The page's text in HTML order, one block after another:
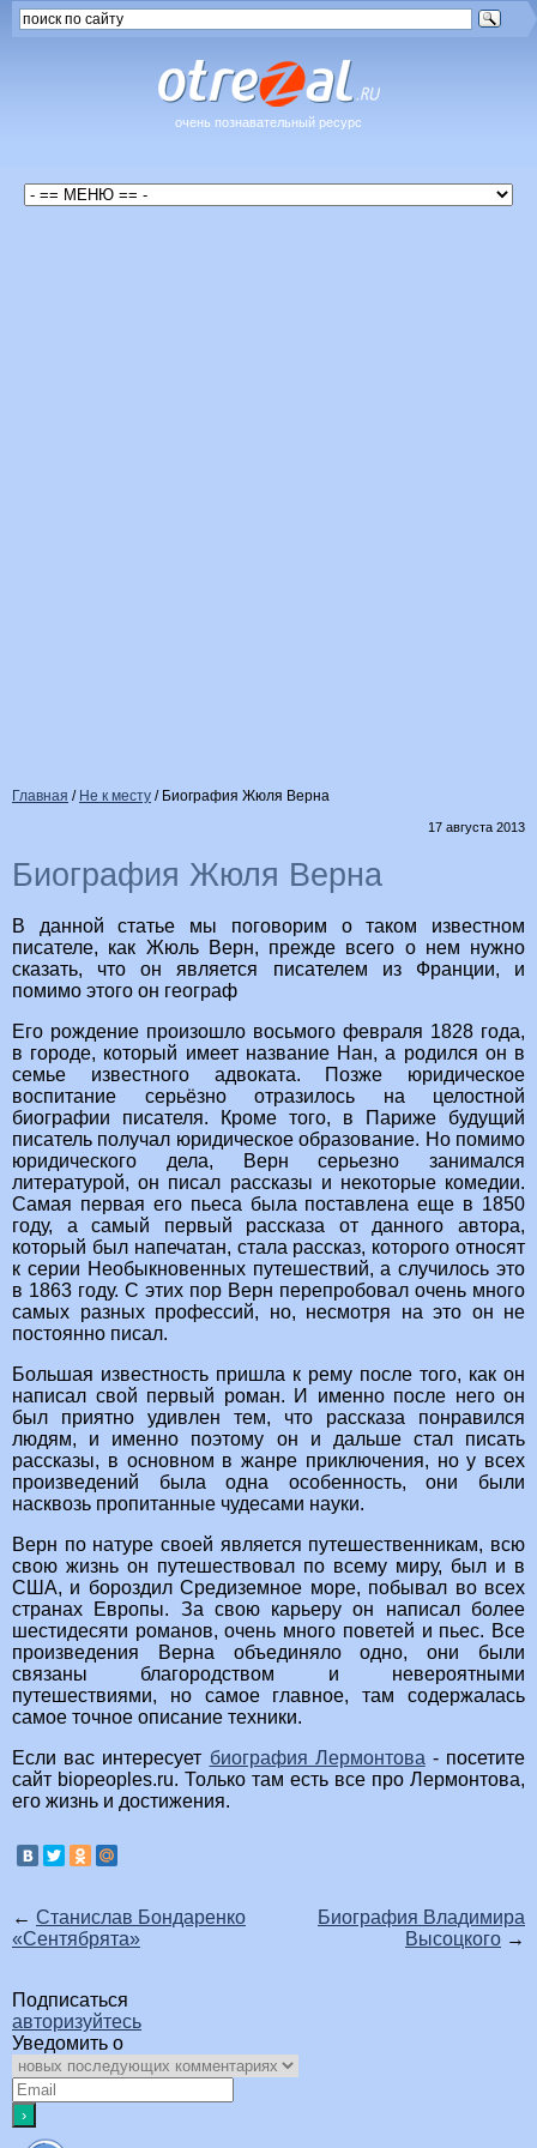
очень познавательный ресурс
Главная / Не к месту / Биография Жюля Верна
17 августа 2013
Биография Жюля Верна
В данной статье мы поговорим о таком известном
писателе, как Жюль Верн, прежде всего о нем нужно
сказать, что он является писателем из Франции, и
помимо этого он географ
Его рождение произошло восьмого февраля 1828 года,
в городе, который имеет название Нан, а родился он в
семье известного адвоката. Позже юридическое
воспитание серьёзно отразилось на целостной
биографии писателя. Кроме того, в Париже будущий
писатель получал юридическое образование. Но помимо
юридического дела, Верн серьезно занимался
литературой, он писал рассказы и некоторые комедии.
Самая первая его пьеса была поставлена еще в 1850
году, а самый первый рассказа от данного автора,
который был напечатан, стала рассказ, которого относят
к серии Необыкновенных путешествий, а случилось это
в 1863 году. С этих пор Верн перепробовал очень много
самых разных профессий, но, несмотря на это он не
постоянно писал.
Большая известность пришла к рему после того, как он
написал свой первый роман. И именно после него он
был приятно удивлен тем, что рассказа понравился
людям, и именно поэтому он и дальше стал писать
рассказы, в основном в жанре приключения, но у всех
произведений была одна особенность, они были
насквозь пропитанные чудесами науки.
Верн по натуре своей является путешественникам, всю
свою жизнь он путешествовал по всему миру, был и в
США, и бороздил Средиземное море, побывал во всех
странах Европы. За свою карьеру он написал более
шестидесяти романов, очень много поветей и пьес. Все
произведения Верна объединяло одно, они были
связаны благородством и невероятными
путешествиями, но самое главное, там содержалась
самое точное описание техники.
Если вас интересует биография Лермонтова- посетите
сайт biopeoples.ru. Только там есть все про Лермонтова,
его жизнь и достижения.
← Станислав Бондаренко
«Сентябрята»
Биография Владимира
Высоцкого →
Подписаться
авторизуйтесь
Уведомить о